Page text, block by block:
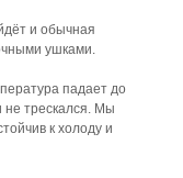
и обычная
ушками.
падает до
не трескался. Мы
к холоду и